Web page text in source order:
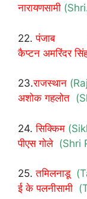
नारायणसामी
22. पंजाब
कैप्टन अमरिंदर
23.राजस्थान
अशोक गहलोत
24. सिक्किम
पीएस गोले (Shri
25. तमिलनाडू
ई के पलनीसामी